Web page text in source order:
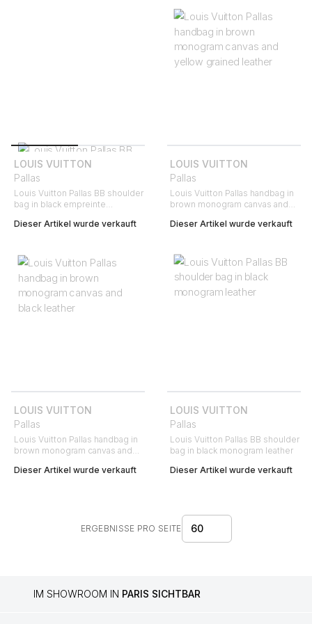
LOUIS VUITTON
Pallas
Louis Vuitton Pallas BB shoulder
bag in black empreinte
Dieser Artikel wurde verkauft
LOUIS VUITTON
Pallas
Louis Vuitton Pallas handbag in
brown monogram canvas and
Dieser Artikel wurde verkauft
LOUIS VUITTON
Pallas
Louis Vuitton Pallas handbag in
brown monogram canvas and
Dieser Artikel wurde verkauft
LOUIS VUITTON
Pallas
Louis Vuitton Pallas BB shoulder
bag in black monogram leather
Dieser Artikel wurde verkauft
ERGEBNISSE PRO SEITE 60
IM SHOWROOM IN PARIS SICHTBAR